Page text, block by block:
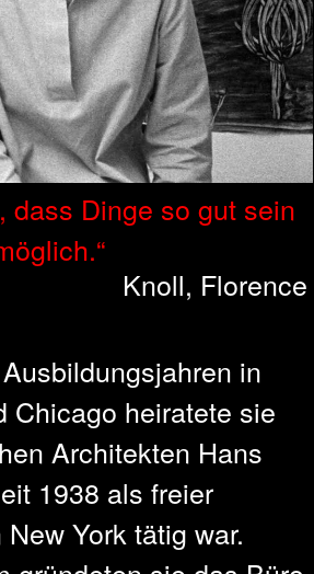
dass Din­ge so gut sein
Knoll, Florence
in
Chicago heiratete sie
Architekten Hans
1938 als freier
York tätig war.